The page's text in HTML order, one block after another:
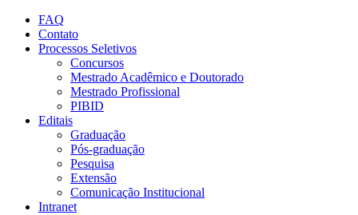
Conteúdo principal
FAQ
Contato
Processos Seletivos
Concursos
Mestrado Acadêmico e Doutorado
Mestrado Profissional
PIBID
Editais
Graduação
Pós-graduação
Pesquisa
Extensão
Comunicação Institucional
Intranet